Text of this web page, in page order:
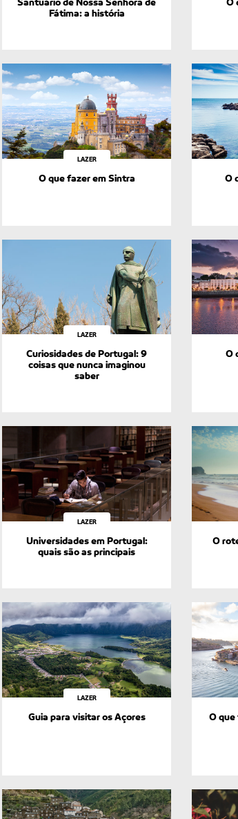
Fátima: a história
LAZER
O que fazer em Sintra O
LAZER
Curiosidades de Portugal: 9
coisas que nunca imaginou
saber
O
LAZER
Universidades em Portugal:
quais são as principais
O
LAZER
Guia para visitar os Açores
O que